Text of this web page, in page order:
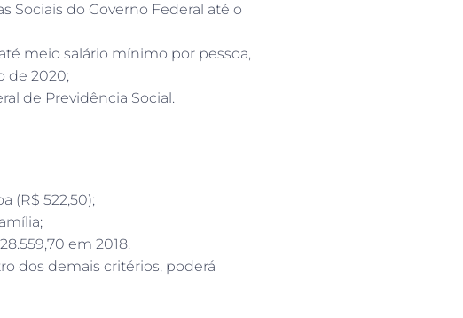
Sociais do Governo Federal até o
meio salário mínimo por pessoa,
de 2020;
de Previdência Social.
(R$ 522,50);
em 2018.
dos demais critérios, poderá